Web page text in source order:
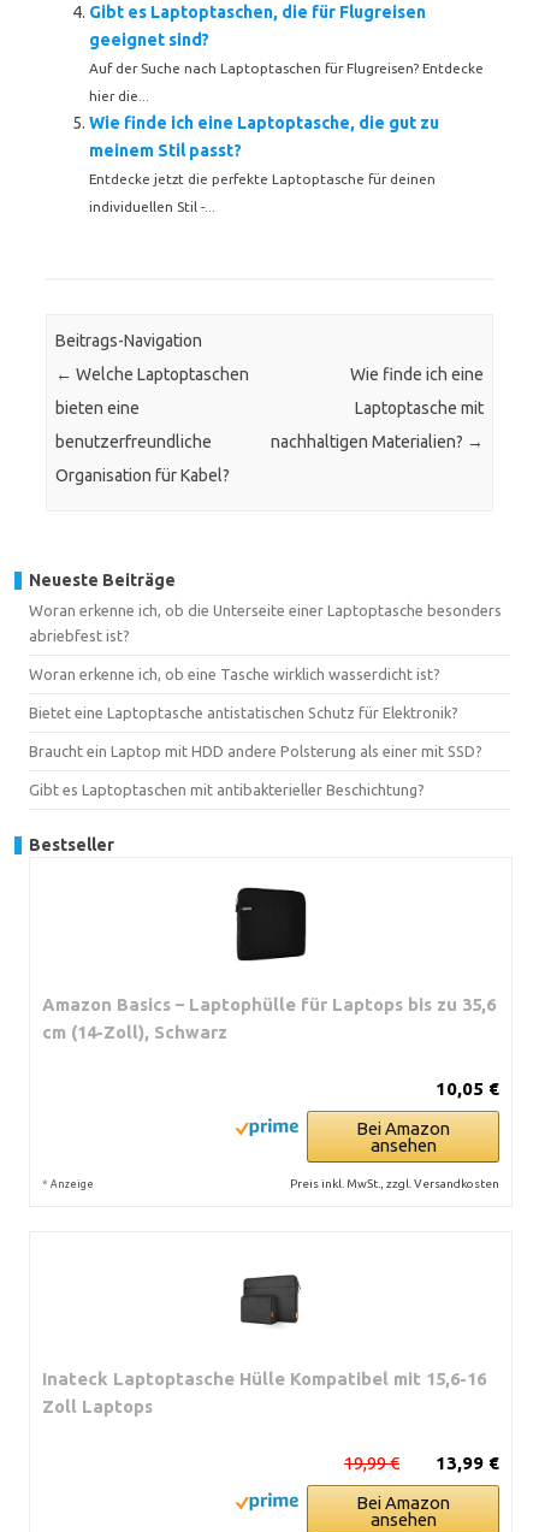
Gibt es Laptoptaschen, die für Flugreisen
geeignet sind?
Auf der Suche nach Laptoptaschen für Flugreisen? Entdecke
hier die...
Wie finde ich eine Laptoptasche, die gut zu
meinem Stil passt?
Entdecke jetzt die perfekte Laptoptasche für deinen
individuellen Stil -...
Beitrags-Navigation
← Welche Laptoptaschen
bieten eine
benutzerfreundliche
Organisation für Kabel?
Wie finde ich eine
Laptoptasche mit
nachhaltigen Materialien? →
Neueste Beiträge
Woran erkenne ich, ob die Unterseite einer Laptoptasche besonders
abriebfest ist?
Woran erkenne ich, ob eine Tasche wirklich wasserdicht ist?
Bietet eine Laptoptasche antistatischen Schutz für Elektronik?
Braucht ein Laptop mit HDD andere Polsterung als einer mit SSD?
Gibt es Laptoptaschen mit antibakterieller Beschichtung?
Bestseller
Amazon Basics – Laptophülle für Laptops bis zu 35,6
cm (14-Zoll), Schwarz
10,05 €
Bei Amazon
ansehen
* Anzeige Preis inkl. MwSt., zzgl. Versandkosten
Inateck Laptoptasche Hülle Kompatibel mit 15,6-16
Zoll Laptops
13,99 €
19,99 €
Bei Amazon
ansehen